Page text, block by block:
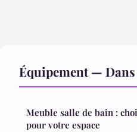
Équipement —
Meuble salle de bain :
pour votre espace